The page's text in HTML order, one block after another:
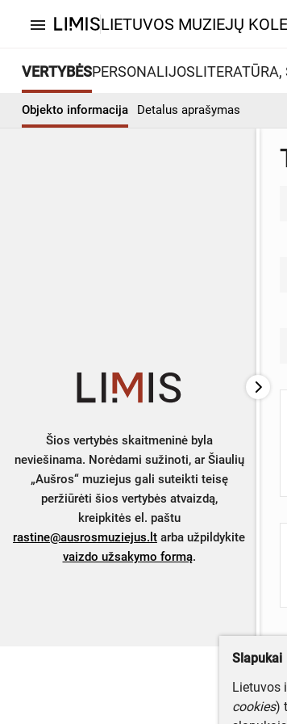
menu LIETUVOS MUZIEJŲ
VERTYBĖSPERSONALIJOS
Objekto informacija Detalus aprašymas
Šios vertybės skaitmeninė byla
neviešinama. Norėdami sužinoti, ar Šiaulių
„Aušros“ muziejus gali suteikti teisę
peržiūrėti šios vertybės atvaizdą,
kreipkitės el. paštu
rastine@ausrosmuziejus.lt arba užpildykite
vaizdo užsakymo formą.
Slapukai
Lietuvos
cookies)